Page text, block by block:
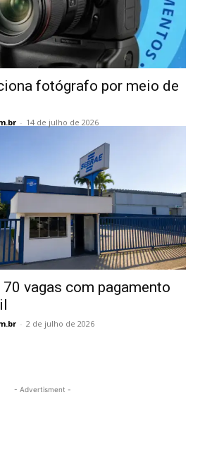
fotógrafo por meio de
- 14 de julho de 2026
vagas com pagamento
- 2 de julho de 2026
- Advertisment -